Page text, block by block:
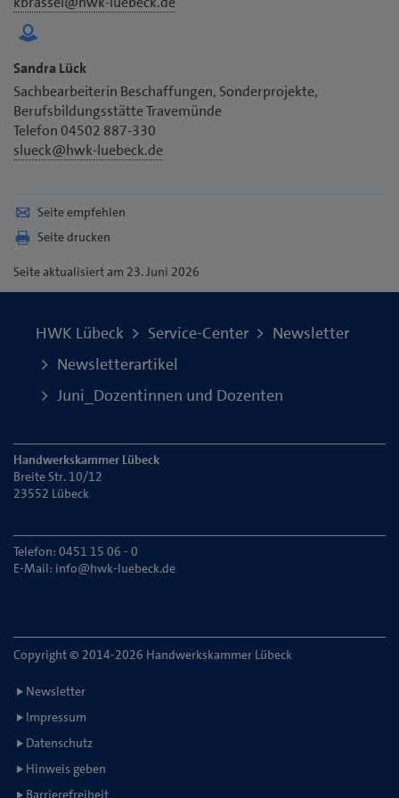
Sandra Lück
Sachbearbeiterin Beschaffungen, Sonderprojekte,
Berufsbildungsstätte Travemünde
Telefon 04502 887-330
slueck@hwk-luebeck.de
Seite empfehlen
Seite drucken
Seiteaktualisiert am 23. Juni 2026
HWK Lübeck Service-Center
Newsletter
Newsletterartikel
Juni_Dozentinnen und Dozenten
Handwerkskammer Lübeck
Breite Str. 10/12
23552 Lübeck
Telefon: 0451 15 06 - 0
E-Mail: info@hwk-luebeck.de
Copyright © 2014-2026 Handwerkskammer Lübeck
Newsletter
Impressum
Datenschutz
Hinweis geben
Barrierefreiheit